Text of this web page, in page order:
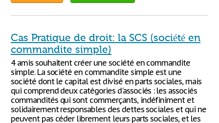
Cas Pratique de droit: la SCS (société en
commandite simple)
4 amis souhaitent créer une société en commandite
simple. La société en commandite simple est une
société dont le capital est divisé en parts sociales, mais
qui comprend deux catégories d'associés : les associés
commandités qui sont commerçants, indéfiniment et
solidairement responsables des dettes sociales et qui ne
peuvent pas céder librement leurs parts sociales, et les